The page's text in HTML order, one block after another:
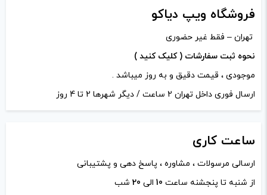
نام*
فروشگاه ویپ دیاکو
تهران – فقط غیر حضوری
نحوه ثبت سفارشات ( کلیک کنید )
موجودی ، قیمت دقیق و به روز میباشد .
ارسال فوری داخل تهران 2 ساعت / دیگر شهرها 2 تا 4 روز
ساعت کاری
ارسالی مرسولات ، مشاوره ، پاسخ دهی و پشتیبانی
از شنبه تا پنجشنه ساعت 10 الی 20 شب